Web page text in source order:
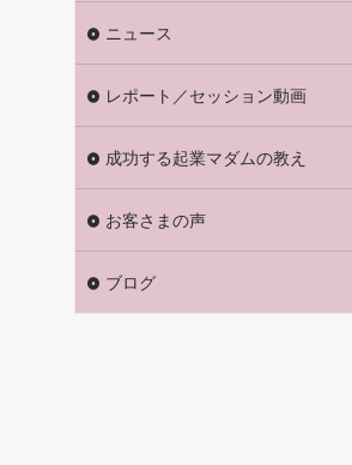
ニュース
レポート／セッション動画
成功する起業マダムの教え
お客さまの声
ブログ